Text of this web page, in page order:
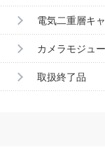
電気二重層キ
カメラモジュ
取扱終了品